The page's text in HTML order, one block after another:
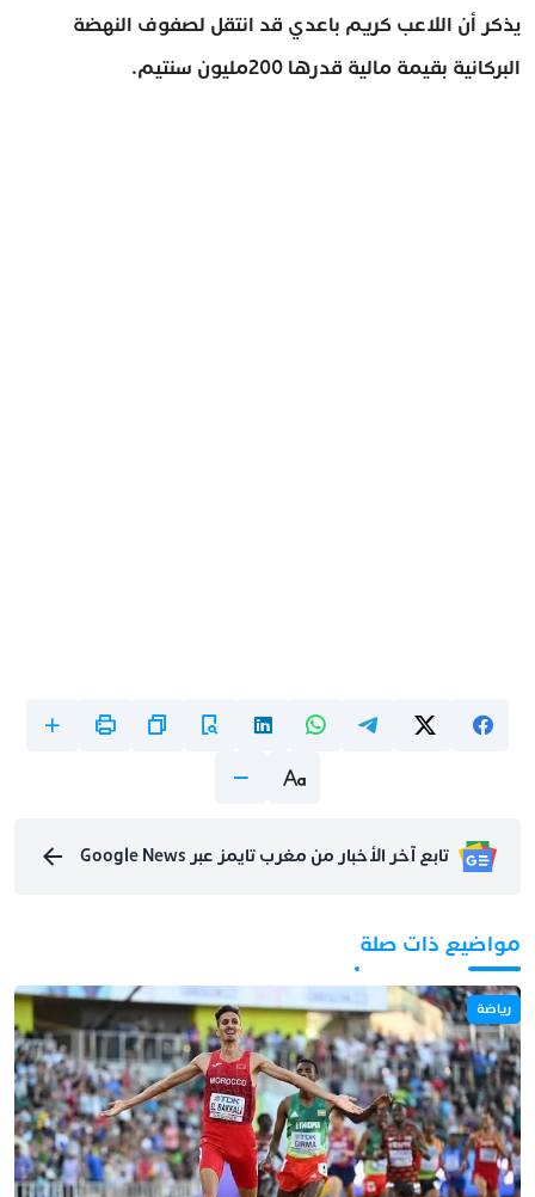
يذكر أن اللاعب كريم باعدي قد انتقل لصفوف النهضة
البركانية بقيمة مالية قدرها 200مليون سنتيم.
تابع آخر الأخبار من مغرب تايمز عبر Google News
مواضيع ذات صلة
رياضة